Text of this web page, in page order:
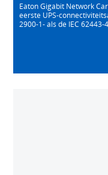
Eaton Gigabit Network
eerste UPS-
2900-1- als de IEC